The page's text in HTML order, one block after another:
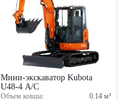
Мини-экскаватор Kubota
U48-4 A/C
Объем ковша: 0.14 м³